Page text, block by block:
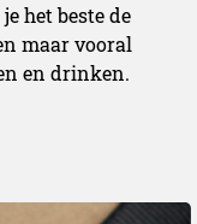
het beste de
maar vooral
en drinken.